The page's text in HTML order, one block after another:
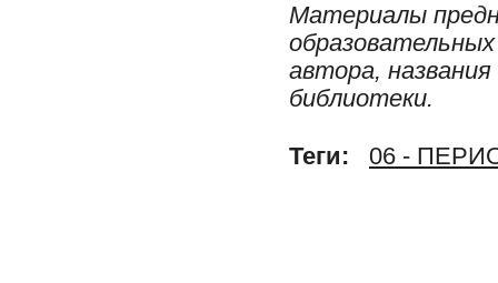
Материалы
автора,
библиотеки.
Теги: 06 -